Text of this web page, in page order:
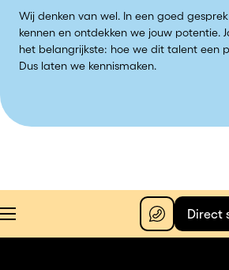
Wij denken van wel. In een goed
kennen en ontdekken we jouw potentie.
het belangrijkste: hoe we dit talent een
Dus laten we kennismaken.
Direct